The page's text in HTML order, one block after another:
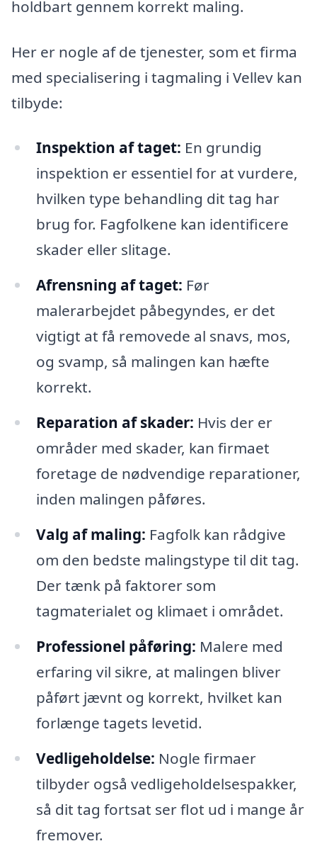
holdbart gennem korrekt maling.
Her er nogle af de tjenester, som et firma
med specialisering i tagmaling i Vellev kan
tilbyde:
Inspektion af taget: En grundig
inspektion er essentiel for at vurdere,
hvilken type behandling dit tag har
brug for. Fagfolkene kan identificere
skader eller slitage.
Afrensning af taget: Før
malerarbejdet påbegyndes, er det
vigtigt at få removede al snavs, mos,
og svamp, så malingen kan hæfte
korrekt.
Reparation af skader: Hvis der er
områder med skader, kan firmaet
foretage de nødvendige reparationer,
inden malingen påføres.
Valg af maling: Fagfolk kan rådgive
om den bedste malingstype til dit tag.
Der tænk på faktorer som
tagmaterialet og klimaet i området.
Professionel påføring: Malere med
erfaring vil sikre, at malingen bliver
påført jævnt og korrekt, hvilket kan
forlænge tagets levetid.
Vedligeholdelse: Nogle firmaer
tilbyder også vedligeholdelsespakker,
så dit tag fortsat ser flot ud i mange år
fremover.